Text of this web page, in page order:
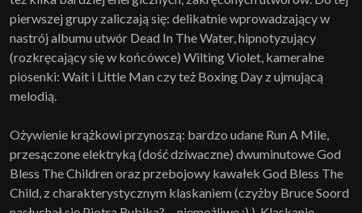
pierwszej grupy zaliczają się: delikatnie wprowadzający w
nastrój albumu utwór Dead In The Water, hipnotyzujący
(rozkręcający się w końcówce) Wilting Violet, kameralne
piosenki: Wait i Little Man czy też Boxing Day z ujmującą
melodią.
Ożywienie krążkowi przynoszą: bardzo udane Run A Mile,
przesączone elektryką (dość dziwaczne) dwuminutowe God
Bless The Children oraz przebojowy kawałek God Bless The
Child, z charakterystycznym klaskaniem (czyżby Bruce Soord